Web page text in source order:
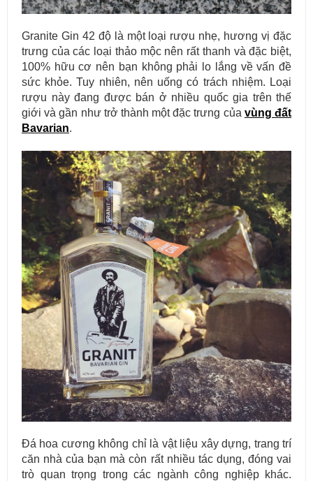
Granite Gin 42 độ là một loại rượu nhẹ, hương vị đặc
trưng của các loại thảo mộc nên rất thanh và đặc biệt,
100% hữu cơ nên bạn không phải lo lắng về vấn đề
sức khỏe. Tuy nhiên, nên uống có trách nhiệm. Loại
rượu này đang được bán ở nhiều quốc gia trên thế
giới và gần như trở thành một đặc trưng của vùng đất
Bavarian.
Đá hoa cương không chỉ là vật liệu xây dựng, trang trí
căn nhà của bạn mà còn rất nhiều tác dụng, đóng vai
trò quan trọng trong các ngành công nghiệp khác.
Thi công hạng mục đá lát nền cho cách công trình, đảm bảo chất
lượng và tuổi thọ.